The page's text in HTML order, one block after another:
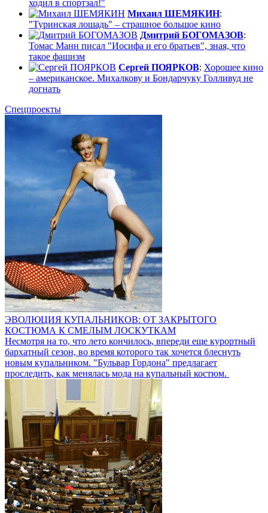
ходил в спортзал!"
Михаил ШЕМЯКИН:
"Туринская лошадь" – страшное большое кино
Дмитрий БОГОМАЗОВ:
Томас Манн писал "Иосифа и его братьев", зная, что
такое фашизм
Сергей ПОЯРКОВ: Хорошее кино
– американское. Михалкову и Бондарчуку Голливуд не
догнать
Спецпроекты
ЭВОЛЮЦИЯ КУПАЛЬНИКОВ: ОТ ЗАКРЫТОГО
КОСТЮМА К СМЕЛЫМ ЛОСКУТКАМ
Несмотря на то, что лето кончилось, впереди еще курортный
бархатный сезон, во время которого так хочется блеснуть
новым купальником. "Бульвар Гордона" предлагает
проследить, как менялась мода на купальный костюм.